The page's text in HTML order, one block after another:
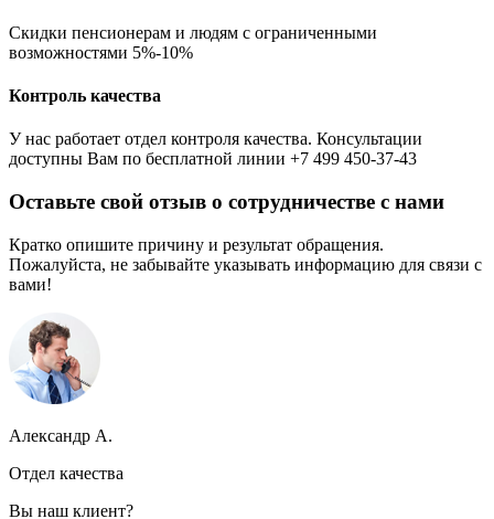
Скидки пенсионерам и людям с ограниченными
возможностями 5%-10%
Контроль качества
У нас работает отдел контроля качества. Консультации
доступны Вам по бесплатной линии +7 499 450-37-43
Оставьте свой отзыв о сотрудничестве с нами
Кратко опишите причину и результат обращения.
Пожалуйста, не забывайте указывать информацию для связи с
вами!
Александр А.
Отдел качества
Вы наш клиент?